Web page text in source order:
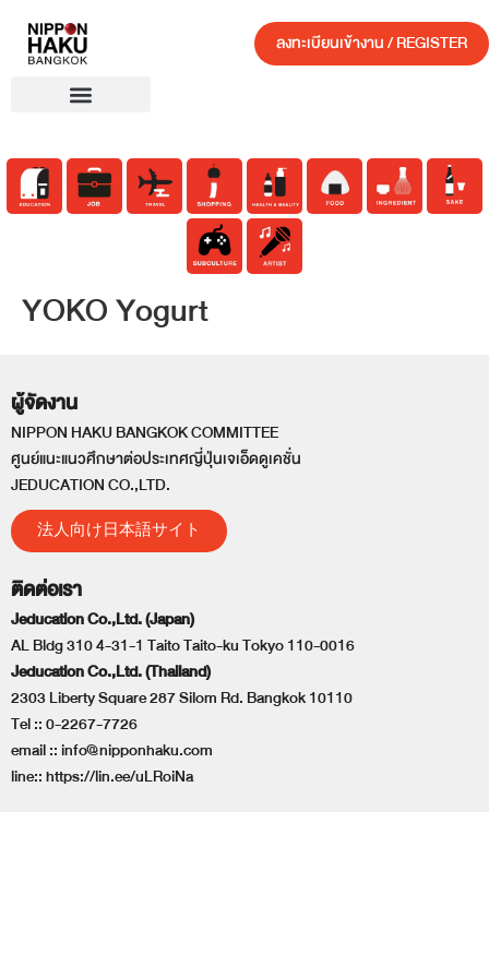
ลงทะเบียนเข้างาน / REGISTER
YOKO Yogurt
ผู้จัดงาน
NIPPON HAKU BANGKOK COMMITTEE
ศูนย์แนะแนวศึกษาต่อประเทศญี่ปุ่นเจเอ็ดดูเคชั่น
JEDUCATION CO.,LTD.
法人向け日本語サイト
ติดต่อเรา
Jeducation Co.,Ltd. (Japan)
AL Bldg 310 4-31-1 Taito Taito-ku Tokyo 110-0016
Jeducation Co.,Ltd. (Thailand)
2303 Liberty Square 287 Silom Rd. Bangkok 10110
Tel ::0-2267-7726
email ::info@nipponhaku.com
line::https://lin.ee/uLRoiNa